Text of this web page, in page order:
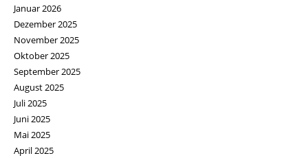
Januar 2026
Dezember 2025
November 2025
Oktober 2025
September 2025
August 2025
Juli 2025
Juni 2025
Mai 2025
April 2025